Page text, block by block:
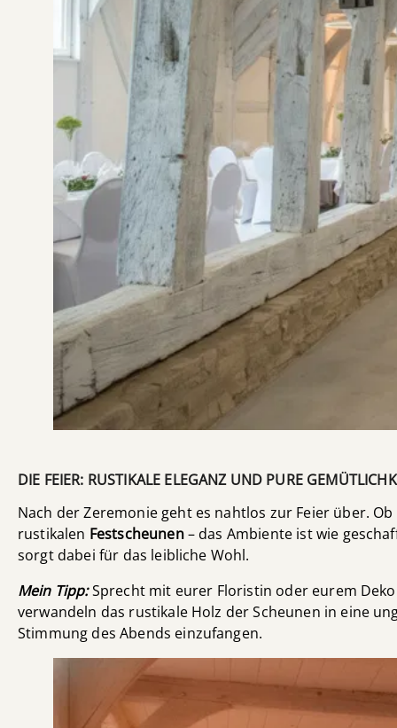
DIE FEIER: RUSTIKALE ELEGANZ UND PURE
Nach der Zeremonie geht es nahtlos zur Feier über.
rustikalen Festscheunen– das Ambiente ist wie
sorgt dabei für das leibliche Wohl.
Mein Tipp:Sprecht mit eurer Floristin oder eurem
verwandeln das rustikale Holz der Scheunen in eine
Stimmung des Abends einzufangen.